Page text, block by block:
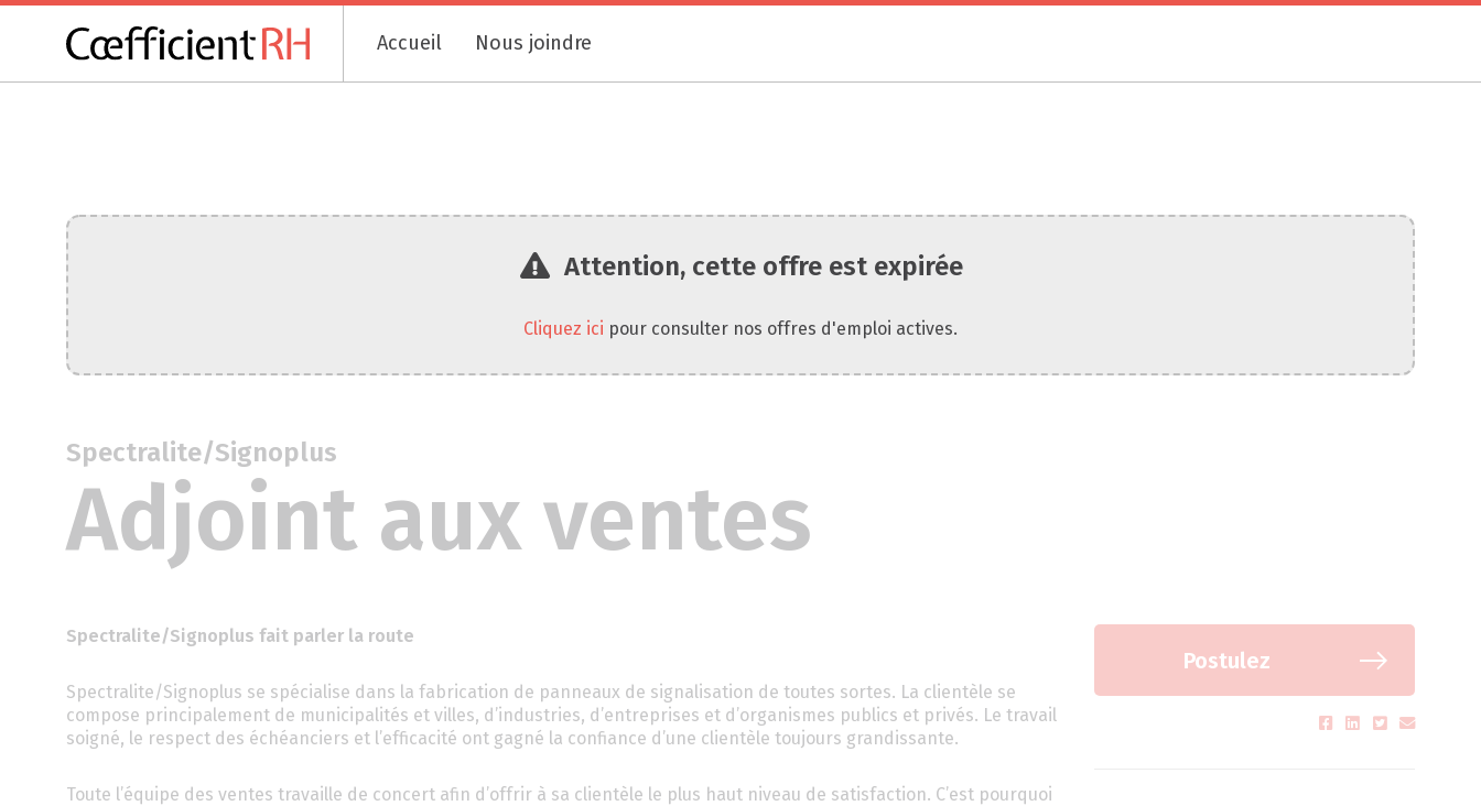
Accueil Nous joindre
Attention, cette offre est expirée
Cliquez ici pour consulter nos offres d'emploi actives.
Spectralite/Signoplus
Adjoint aux ventes
Spectralite/Signoplus fait parler la route
Spectralite/Signoplus se spécialise dans la fabrication de panneaux de signalisation de toutes sortes. La clientèle se
compose principalement de municipalités et villes, d’industries, d’entreprises et d’organismes publics et privés. Le travail
soigné, le respect des échéanciers et l’efficacité ont gagné la confiance d’une clientèle toujours grandissante.
Toute l’équipe des ventes travaille de concert afin d’offrir à sa clientèle le plus haut niveau de satisfaction. C’est pourquoi
Postulez